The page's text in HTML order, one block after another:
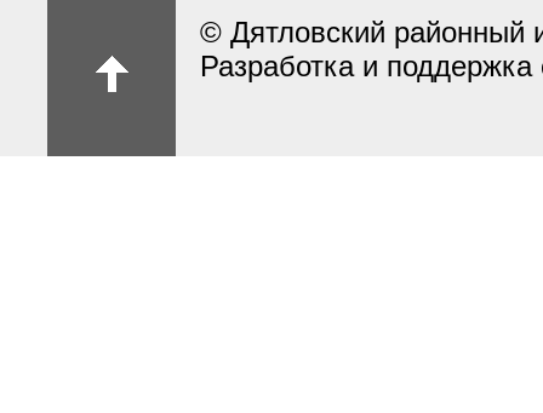
© Дятловский районный
Разработка и поддержка